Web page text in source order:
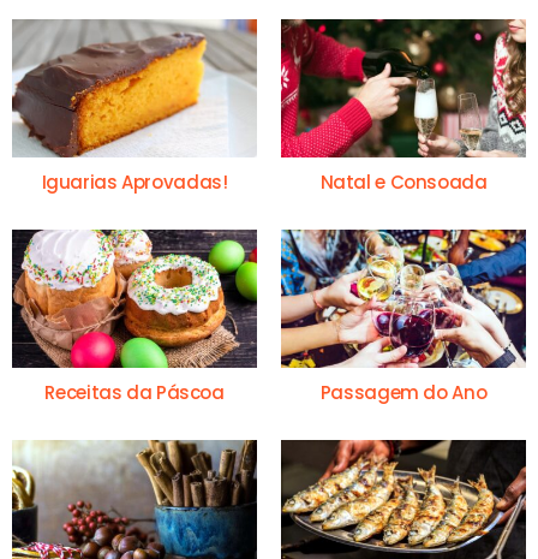
Iguarias Aprovadas! Natal e Consoada
Receitas da Páscoa Passagem do Ano